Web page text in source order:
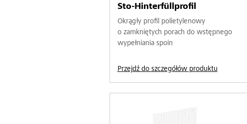
Sto-Hinterfüllprofil
Okrągły profil polietylenowy
o zamkniętych porach do wstępnego
wypełniania spoin
Przejdź do szczegółów produktu